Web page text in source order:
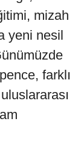
mizah
yeni nesil
farklı